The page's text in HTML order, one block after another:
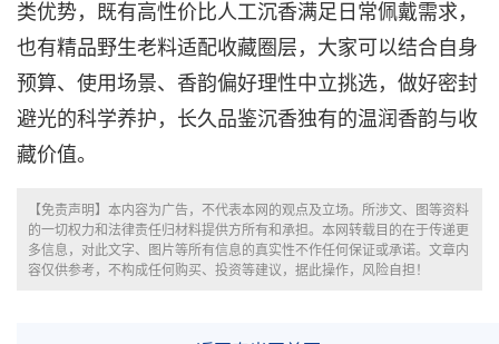
类优势，既有高性价比人工沉香满足日常佩戴需求，
也有精品野生老料适配收藏圈层，大家可以结合自身
预算、使用场景、香韵偏好理性中立挑选，做好密封
避光的科学养护，长久品鉴沉香独有的温润香韵与收
藏价值。
【免责声明】本内容为广告，不代表本网的观点及立场。所涉文、图等资料
的一切权力和法律责任归材料提供方所有和承担。本网转载目的在于传递更
多信息，对此文字、图片等所有信息的真实性不作任何保证或承诺。文章内
容仅供参考，不构成任何购买、投资等建议，据此操作，风险自担！